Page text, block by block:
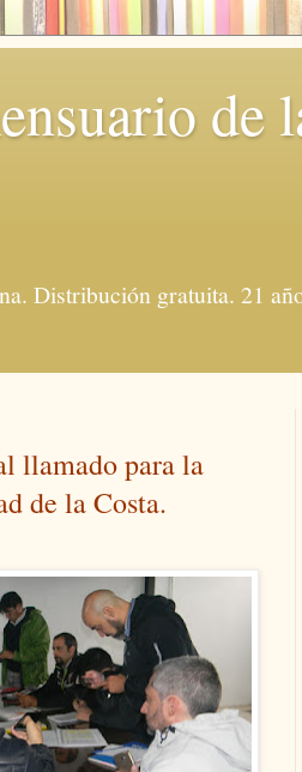
de
Distribución gratuita. 21
llamado para la
de la Costa.